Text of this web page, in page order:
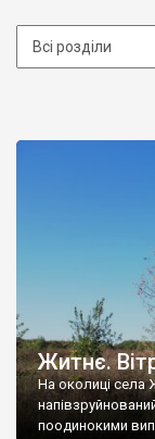
Житнє.
На околиці села
поодинокими